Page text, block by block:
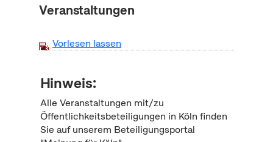
Veranstaltungen
Vorlesen lassen
Hinweis:
Alle Veranstaltungen mit/zu
Öffentlichkeitsbeteiligungen in Köln finden
Sie auf unserem Beteiligungsportal